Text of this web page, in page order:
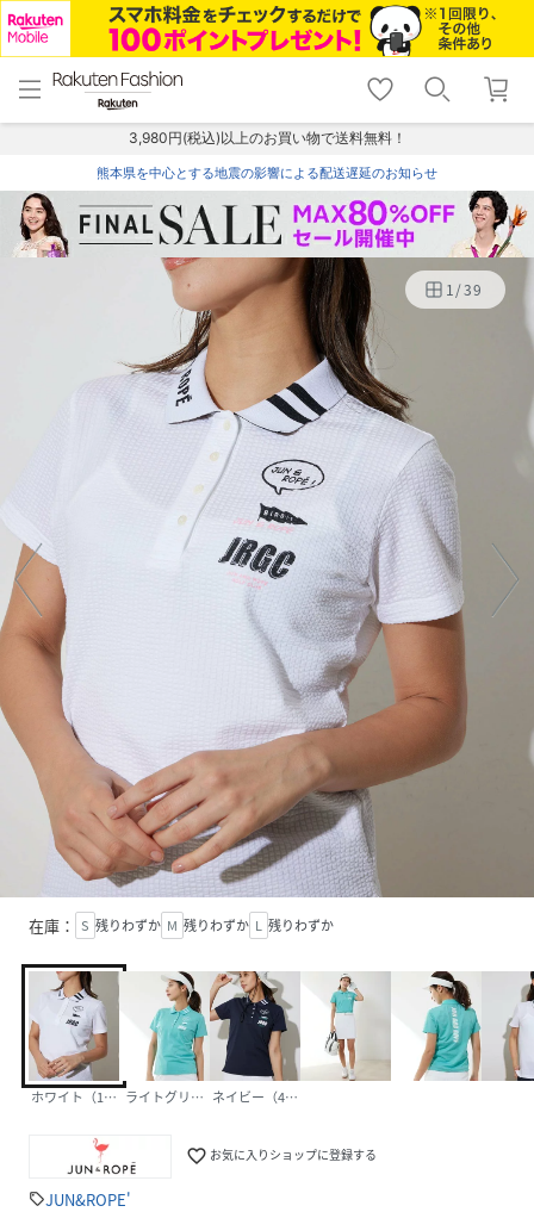
menu home
トップ
shopping_cart lock_outline
ログイン
3,980円(税込)以上のお買い物で送料無料！
熊本県を中心とする地震の影響による配送遅延のお知らせ
1/39
在庫： S 残りわずか M 残りわずか L 残りわずか
ホワイト（10） ライトグリーン（33）ネイビー（40）
favorite_border お気に入りショップに登録する
sellJUN&ROPE'